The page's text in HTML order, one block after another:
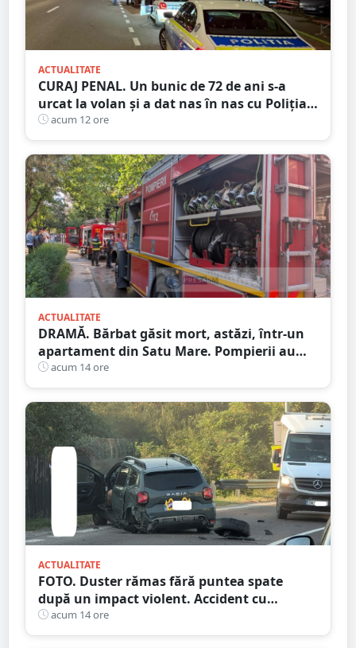
ACTUALITATE
CURAJ PENAL. Un bunic de 72 de ani s-a
urcat la volan și a dat nas în nas cu Poliția
Satu Mare
acum 12 ore
ACTUALITATE
DRAMĂ. Bărbat găsit mort, astăzi, într-un
apartament din Satu Mare. Pompierii au
spart ușa
acum 14 ore
ACTUALITATE
FOTO. Duster rămas fără puntea spate
după un impact violent. Accident cu
implicarea unei mașini din Satu Mare
acum 14 ore